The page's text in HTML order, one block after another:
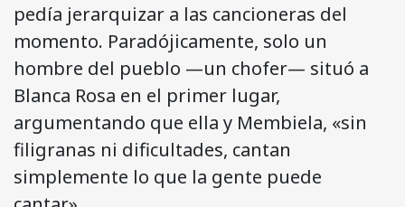
pedía jerarquizar a las cancioneras del
momento. Paradójicamente, solo un
hombre del pueblo —un chofer— situó a
Blanca Rosa en el primer lugar,
argumentando que ella y Membiela, «sin
filigranas ni dificultades, cantan
simplemente lo que la gente puede